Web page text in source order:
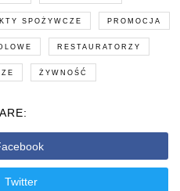
SPOŻYWCZE PROMOCJA
RESTAURATORZY
ŻYWNOŚĆ
Twitter